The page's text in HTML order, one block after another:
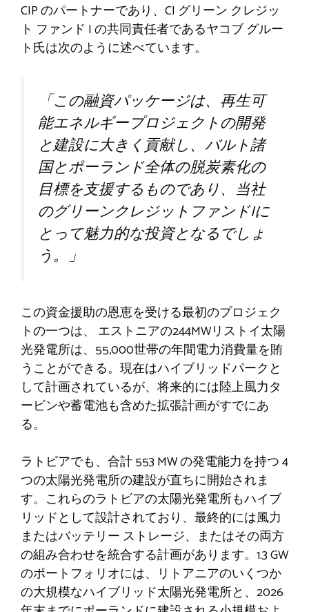
CIP のパートナーであり、CI グリーン クレジッ
ト ファンド I の共同責任者であるヤコブ グルー
ト氏は次のように述べています。
「この融資パッケージは、再生可
能エネルギープロジェクトの開発
と建設に大きく貢献し、バルト諸
国とポーランド全体の脱炭素化の
目標を支援するものであり、当社
のグリーンクレジットファンドIに
とって魅力的な投資となるでしょ
う。」
この資金援助の恩恵を受ける最初のプロジェク
トの一つは、 エストニアの244MWリストイ太陽
光発電所は、55,000世帯の年間電力消費量を賄
うことができる。現在はハイブリッドパークと
して計画されているが、将来的には陸上風力タ
ービンや蓄電池も含めた拡張計画がすでにあ
る。
ラトビアでも、合計 553 MW の発電能力を持つ 4
つの太陽光発電所の建設が直ちに開始されま
す。これらのラトビアの太陽光発電所もハイブ
リッドとして設計されており、最終的には風力
またはバッテリー ストレージ、またはその両方
の組み合わせを統合する計画があります。1.3 GW
のポートフォリオには、リトアニアのいくつか
の大規模なハイブリッド太陽光発電所と、2026